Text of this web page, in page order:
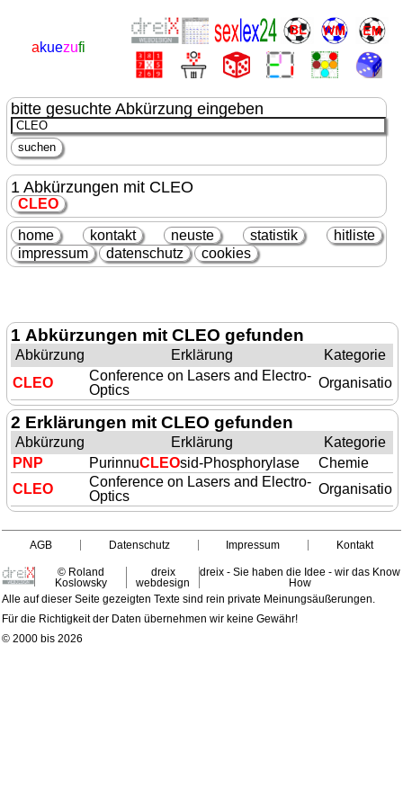
akuezufi
bitte gesuchte Abkürzung eingeben
1 Abkürzungen mit CLEO
CLEO
home kontakt neuste statistik
hitliste
impressum
datenschutz cookies
1 Abkürzungen mit CLEO gefunden
Abkürzung Erklärung
Kategorie
CLEO
Conference on Lasers and Electro-
Optics
Organisation
2 Erklärungen mit CLEO gefunden
Abkürzung Erklärung
Kategorie
PNP
PurinnuCLEOsid-Phosphorylase
Chemie
CLEO
Conference on Lasers and Electro-
Optics
Organisation
AGB Datenschutz Impressum Kontakt
© Roland
Koslowsky
dreix
webdesign
dreix - Sie haben die Idee - wir das Know
How
Alle auf dieser Seite gezeigten Texte sind rein private Meinungsäußerungen.
Für die Richtigkeit der Daten übernehmen wir keine Gewähr!
© 2000 bis 2026